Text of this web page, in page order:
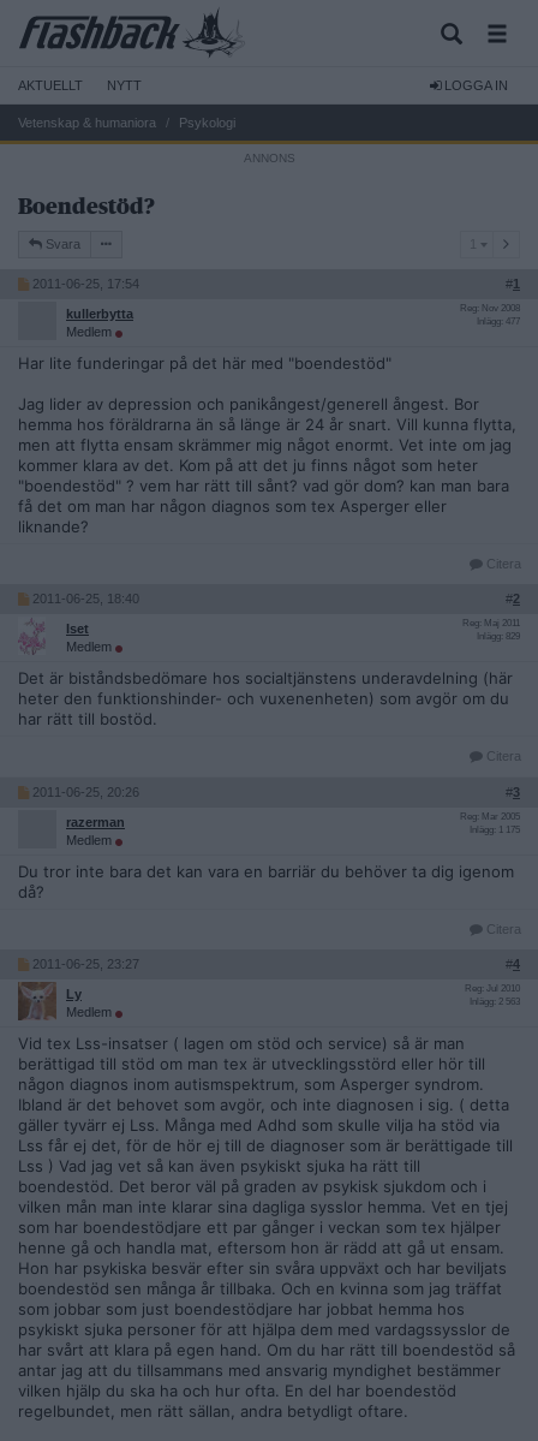
AKTUELLT NYTT LOGGA IN
Vetenskap & humaniora Psykologi
Boendestöd?
Svara
2011-06-25, 17:54 #1
kullerbytta
Medlem
Reg: Nov 2008
Inlägg: 477
Har lite funderingar på det här med "boendestöd"
Jag lider av depression och panikångest/generell ångest. Bor
hemma hos föräldrarna än så länge är 24 år snart. Vill kunna flytta,
men att flytta ensam skrämmer mig något enormt. Vet inte om jag
kommer klara av det. Kom på att det ju finns något som heter
"boendestöd" ? vem har rätt till sånt? vad gör dom? kan man bara
få det om man har någon diagnos som tex Asperger eller
liknande?
Citera
2011-06-25, 18:40 #2
Iset
Medlem
Reg: Maj 2011
Inlägg: 829
Det är biståndsbedömare hos socialtjänstens underavdelning (här
heter den funktionshinder- och vuxenenheten) som avgör om du
har rätt till bostöd.
Citera
2011-06-25, 20:26 #3
razerman
Medlem
Reg: Mar 2005
Inlägg: 1 175
Du tror inte bara det kan vara en barriär du behöver ta dig igenom
då?
Citera
2011-06-25, 23:27 #4
Ly
Medlem
Reg: Jul 2010
Inlägg: 2 563
Vid tex Lss-insatser ( lagen om stöd och service) så är man
berättigad till stöd om man tex är utvecklingsstörd eller hör till
någon diagnos inom autismspektrum, som Asperger syndrom.
Ibland är det behovet som avgör, och inte diagnosen i sig. ( detta
gäller tyvärr ej Lss. Många med Adhd som skulle vilja ha stöd via
Lss får ej det, för de hör ej till de diagnoser som är berättigade till
Lss ) Vad jag vet så kan även psykiskt sjuka ha rätt till
boendestöd. Det beror väl på graden av psykisk sjukdom och i
vilken mån man inte klarar sina dagliga sysslor hemma. Vet en tjej
som har boendestödjare ett par gånger i veckan som tex hjälper
henne gå och handla mat, eftersom hon är rädd att gå ut ensam.
Hon har psykiska besvär efter sin svåra uppväxt och har beviljats
boendestöd sen många år tillbaka. Och en kvinna som jag träffat
som jobbar som just boendestödjare har jobbat hemma hos
psykiskt sjuka personer för att hjälpa dem med vardagssysslor de
har svårt att klara på egen hand. Om du har rätt till boendestöd så
antar jag att du tillsammans med ansvarig myndighet bestämmer
vilken hjälp du ska ha och hur ofta. En del har boendestöd
regelbundet, men rätt sällan, andra betydligt oftare.